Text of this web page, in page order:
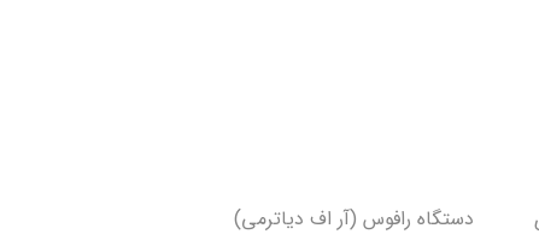
دستگاه رافوس (آر اف دیاترمی)